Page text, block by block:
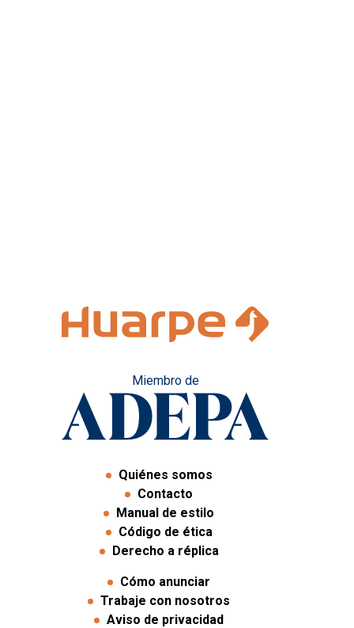
Miembro de
Quiénes somos
Contacto
Manual de estilo
Código de ética
Derecho a réplica
Cómo anunciar
Trabaje con nosotros
Aviso de privacidad